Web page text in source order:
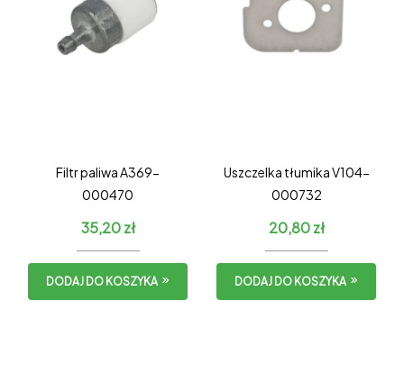
Filtr paliwa A369-
000470
35,20zł
DODAJ DO KOSZYKA
Uszczelka tłumika V104-
000732
20,80zł
DODAJ DO KOSZYKA